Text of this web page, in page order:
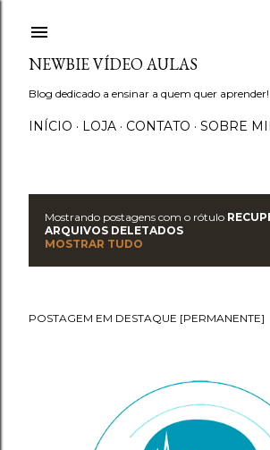
NEWBIE VÍDEO AULAS
Blog dedicado a ensinar a quem quer aprender!
INÍCIO LOJA CONTATO SOBRE
o
Mostrando postagens com o rótulo
ARQUIVOS DELETADOS
MOSTRAR TUDO
POSTAGEM EM DESTAQUE [PERMANENTE]